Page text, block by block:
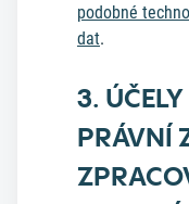
podobné
dat.
3.
PRÁVNÍ